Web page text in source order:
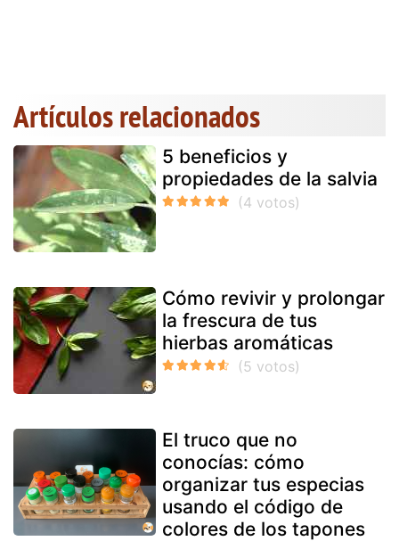
Artículos relacionados
5 beneficios y
propiedades de la salvia
Cómo revivir y prolongar
la frescura de tus
hierbas aromáticas
El truco que no
conocías: cómo
organizar tus especias
usando el código de
colores de los tapones